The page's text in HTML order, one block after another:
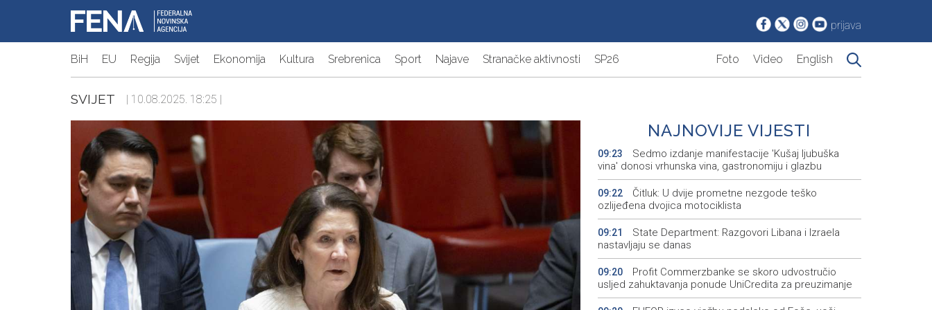
prijava
BiH EU Regija Svijet Ekonomija Kultura Srebrenica Sport Najave Stranačke aktivnosti SP26 Foto Video English
SVIJET | 10.08.2025. 18:25 |
NAJNOVIJE VIJESTI
09:23
Sedmo izdanje manifestacije 'Kušaj ljubuška
vina' donosi vrhunska vina, gastronomiju i glazbu
09:22
Čitluk: U dvije prometne nezgode teško
ozlijeđena dvojica motociklista
09:21
State Department: Razgovori Libana i Izraela
nastavljaju se danas
09:20
Profit Commerzbanke se skoro udvostručio
usljed zahuktavanja ponude UniCredita za preuzimanje